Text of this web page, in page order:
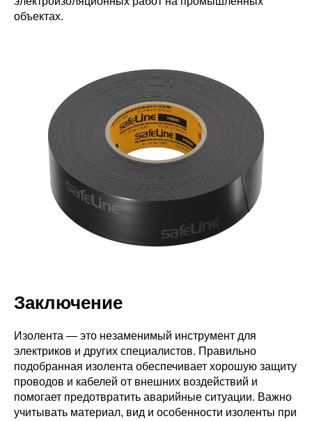
объектах.
Заключение
Изолента — это незаменимый инструмент для
электриков и других специалистов. Правильно
подобранная изолента обеспечивает хорошую защиту
проводов и кабелей от внешних воздействий и
помогает предотвратить аварийные ситуации. Важно
учитывать материал, вид и особенности изоленты при